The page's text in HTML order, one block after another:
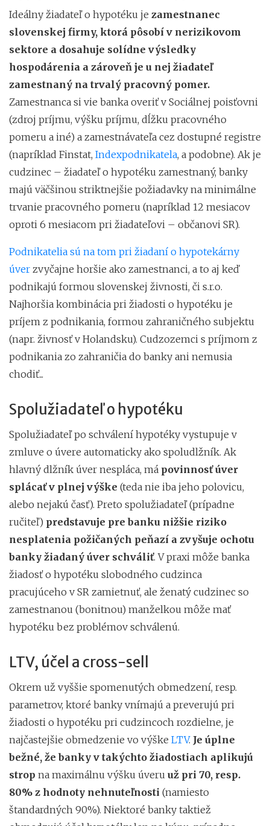
Ideálny žiadateľ o hypotéku je zamestnanec
slovenskej firmy, ktorá pôsobí v nerizikovom
sektore a dosahuje solídne výsledky
hospodárenia a zároveň je u nej žiadateľ
zamestnaný na trvalý pracovný pomer.
Zamestnanca si vie banka overiť v Sociálnej poisťovni
(zdroj príjmu, výšku príjmu, dĺžku pracovného
pomeru a iné) a zamestnávateľa cez dostupné registre
(napríklad Finstat, Indexpodnikatela, a podobne). Ak je
cudzinec – žiadateľ o hypotéku zamestnaný, banky
majú väčšinou striktnejšie požiadavky na minimálne
trvanie pracovného pomeru (napríklad 12 mesiacov
oproti 6 mesiacom pri žiadateľovi – občanovi SR).
Podnikatelia sú na tom pri žiadaní o hypotekárny
úver zvyčajne horšie ako zamestnanci, a to aj keď
podnikajú formou slovenskej živnosti, či s.r.o.
Najhoršia kombinácia pri žiadosti o hypotéku je
príjem z podnikania, formou zahraničného subjektu
(napr. živnosť v Holandsku). Cudzozemci s príjmom z
podnikania zo zahraničia do banky ani nemusia
chodiť...
Spolužiadateľ o hypotéku
Spolužiadateľ po schválení hypotéky vystupuje v
zmluve o úvere automaticky ako spoludlžník. Ak
hlavný dlžník úver nespláca, má povinnosť úver
splácať v plnej výške (teda nie iba jeho polovicu,
alebo nejakú časť). Preto spolužiadateľ (prípadne
ručiteľ) predstavuje pre banku nižšie riziko
nesplatenia požičaných peňazí a zvyšuje ochotu
banky žiadaný úver schváliť. V praxi môže banka
žiadosť o hypotéku slobodného cudzinca
pracujúceho v SR zamietnuť, ale ženatý cudzinec so
zamestnanou (bonitnou) manželkou môže mať
hypotéku bez problémov schválenú.
LTV, účel a cross-sell
Okrem už vyššie spomenutých obmedzení, resp.
parametrov, ktoré banky vnímajú a preverujú pri
žiadosti o hypotéku pri cudzincoch rozdielne, je
najčastejšie obmedzenie vo výške LTV. Je úplne
bežné, že banky v takýchto žiadostiach aplikujú
strop na maximálnu výšku úveru už pri 70, resp.
80% z hodnoty nehnuteľnosti (namiesto
štandardných 90%). Niektoré banky taktiež